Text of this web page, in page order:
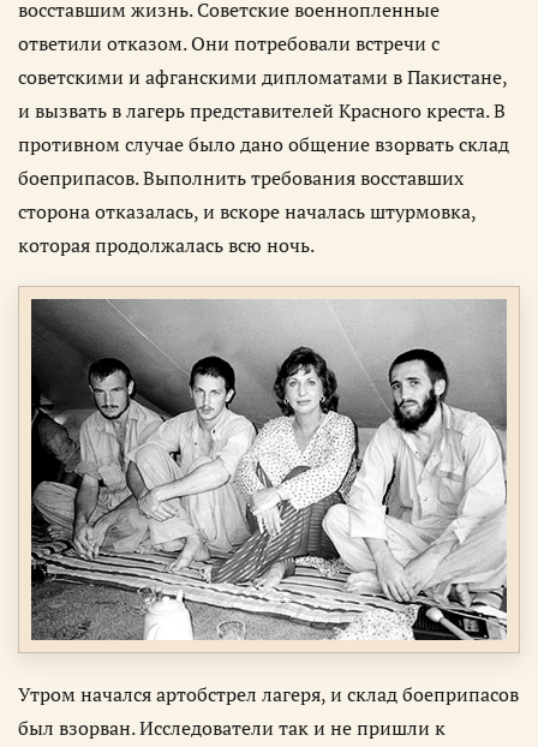
восставшим жизнь. Советские военнопленные
ответили отказом. Они потребовали встречи с
советскими и афганскими дипломатами в Пакистане,
и вызвать в лагерь представителей Красного креста. В
противном случае было дано общение взорвать склад
боеприпасов. Выполнить требования восставших
сторона отказалась, и вскоре началась штурмовка,
которая продолжалась всю ночь.
Утром начался артобстрел лагеря, и склад боеприпасов
был взорван. Исследователи так и не пришли к